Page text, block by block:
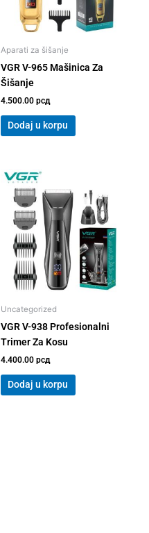
Aparati za šišanje
VGR V-965 Mašinica Za
Šišanje
4.500.00 рсд
Dodaj u korpu
Uncategorized
VGR V-938 Profesionalni
Trimer Za Kosu
4.400.00 рсд
Dodaj u korpu